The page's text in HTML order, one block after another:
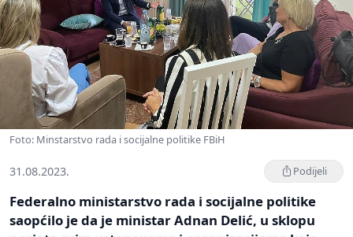
Foto: Minstarstvo rada i socijalne politike FBiH
31.08.2023. Podijeli
Federalno ministarstvo rada i socijalne politike
saopćilo je da je ministar Adnan Delić, u sklopu